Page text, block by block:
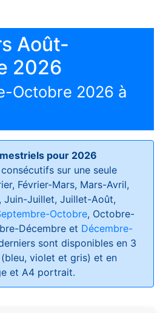
Août-
2026
Octobre 2026 à
pour 2026
sur une seule
Février-Mars, Mars-Avril,
Juin-Juillet, Juillet-Août,
Octobre, Octobre-
Décembre et Décembre-
sont disponibles en 3
violet et gris) et en
et A4 portrait.